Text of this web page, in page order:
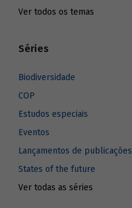
Ver todos os temas
Séries
Biodiversidade
COP
Estudos especiais
Eventos
Lançamentos de publicações
States of the future
Ver todas as séries